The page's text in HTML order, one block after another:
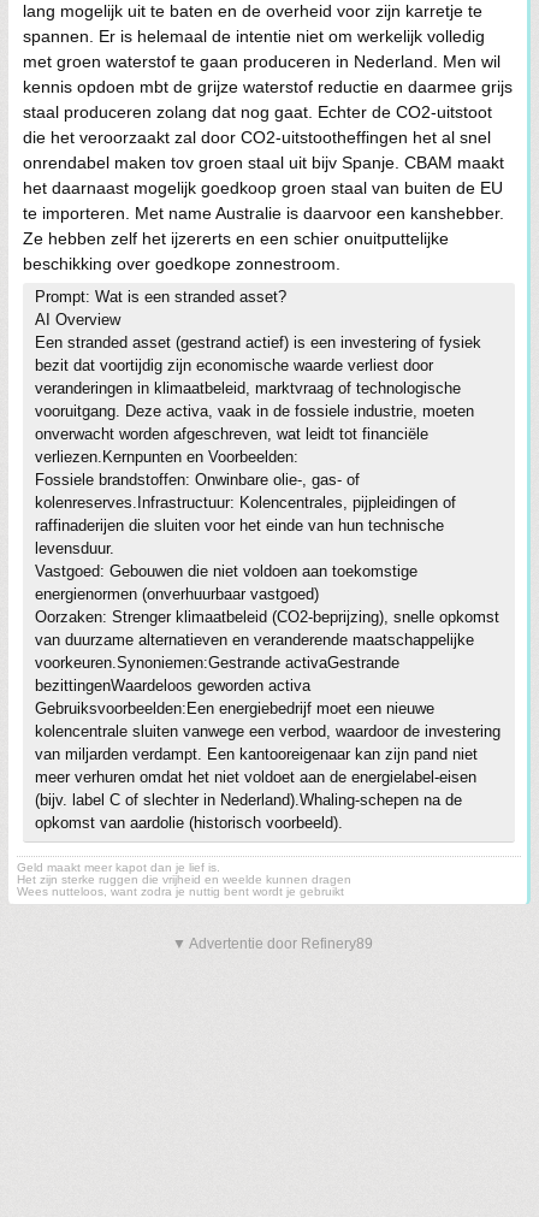
lang mogelijk uit te baten en de overheid voor zijn karretje te
spannen. Er is helemaal de intentie niet om werkelijk volledig
met groen waterstof te gaan produceren in Nederland. Men wil
kennis opdoen mbt de grijze waterstof reductie en daarmee grijs
staal produceren zolang dat nog gaat. Echter de CO2-uitstoot
die het veroorzaakt zal door CO2-uitstootheffingen het al snel
onrendabel maken tov groen staal uit bijv Spanje. CBAM maakt
het daarnaast mogelijk goedkoop groen staal van buiten de EU
te importeren. Met name Australie is daarvoor een kanshebber.
Ze hebben zelf het ijzererts en een schier onuitputtelijke
beschikking over goedkope zonnestroom.
Prompt: Wat is een stranded asset?
AI Overview
Een stranded asset (gestrand actief) is een investering of fysiek
bezit dat voortijdig zijn economische waarde verliest door
veranderingen in klimaatbeleid, marktvraag of technologische
vooruitgang. Deze activa, vaak in de fossiele industrie, moeten
onverwacht worden afgeschreven, wat leidt tot financiële
verliezen.Kernpunten en Voorbeelden:
Fossiele brandstoffen: Onwinbare olie-, gas- of
kolenreserves.Infrastructuur: Kolencentrales, pijpleidingen of
raffinaderijen die sluiten voor het einde van hun technische
levensduur.
Vastgoed: Gebouwen die niet voldoen aan toekomstige
energienormen (onverhuurbaar vastgoed)
Oorzaken: Strenger klimaatbeleid (CO2-beprijzing), snelle opkomst
van duurzame alternatieven en veranderende maatschappelijke
voorkeuren.Synoniemen:Gestrande activaGestrande
bezittingenWaardeloos geworden activa
Gebruiksvoorbeelden:Een energiebedrijf moet een nieuwe
kolencentrale sluiten vanwege een verbod, waardoor de investering
van miljarden verdampt. Een kantooreigenaar kan zijn pand niet
meer verhuren omdat het niet voldoet aan de energielabel-eisen
(bijv. label C of slechter in Nederland).Whaling-schepen na de
opkomst van aardolie (historisch voorbeeld).
Geld maakt meer kapot dan je lief is.
Het zijn sterke ruggen die vrijheid en weelde kunnen dragen
Wees nutteloos, want zodra je nuttig bent wordt je gebruikt
▼ Advertentie door Refinery89